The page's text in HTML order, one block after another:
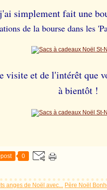
simplement fait une
de la bourse dans les
visite et de l'intérêt que
à bientôt !
0
anges de Noël avec... Père Noël